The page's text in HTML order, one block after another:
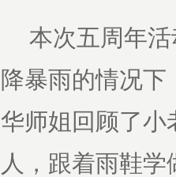
本次五周年
降暴雨的情况
华师姐回顾了小
人，跟着雨鞋